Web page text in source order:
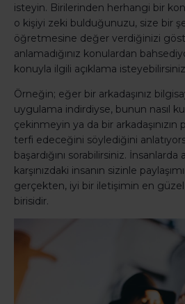
isteyin. Birilerinden herhangi bir
o kişiyi zeki bulduğunuzu, size bir
öğretmesine değer verdiğinizi
anlamadığınız konulardan
konuyla ilgili açıklama
Örneğin; eğer bir arkadaşınız
uygulama indirdiyse, bunun nasıl
çekinmeyin ya da bir arkadaşınızın
terfi edeceğini söylediğini
başardığını sorabilirsiniz.
karşınızdaki insanın sizinle
gerçekten, iyi bir iletişimin en
birisidir.